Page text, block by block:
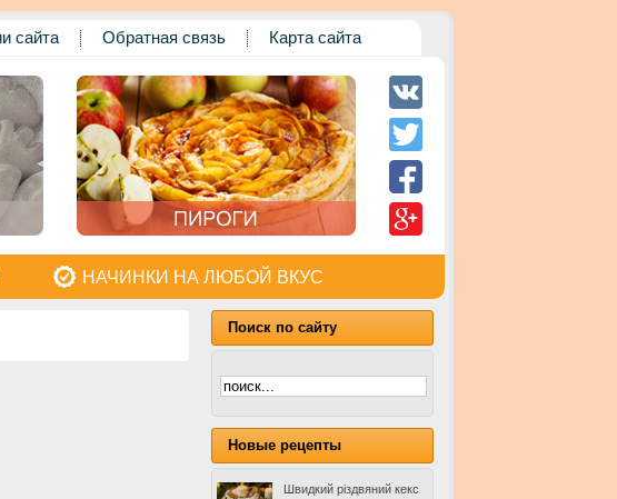
сайта Обратная связь Карта сайта
НАЧИНКИ НА ЛЮБОЙ ВКУС
Поиск по сайту
Новые рецепты
Швидкий різдвяний кекс